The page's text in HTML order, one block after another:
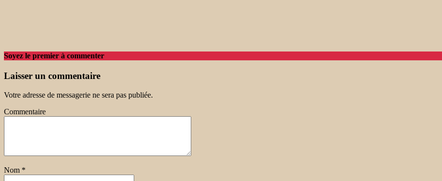
Soyez le premier à commenter
Laisser un commentaire
Votre adresse de messagerie ne sera pas publiée.
Commentaire
Nom *